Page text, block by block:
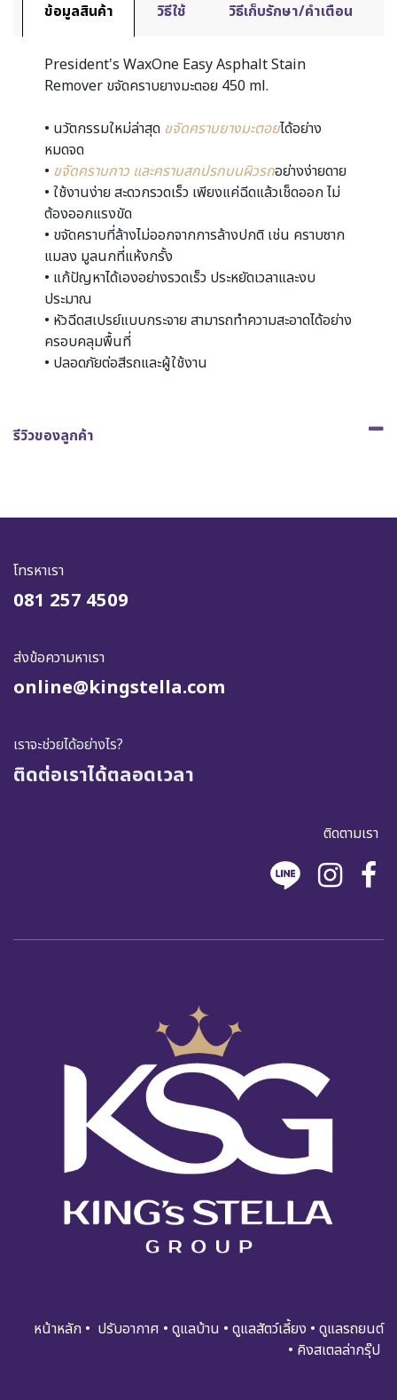
ข้อมูลสินค้า วิธีใช้ วิธีเก็บรักษา/คำเตือน
President's WaxOne Easy Asphalt Stain
Remover ขจัดคราบยางมะตอย 450 ml.
• นวัตกรรมใหม่ล่าสุด ขจัดคราบยางมะตอยได้อย่าง
หมดจด
• ขจัดคราบกาว และคราบสกปรกบนผิวรถอย่างง่ายดาย
• ใช้งานง่าย สะดวกรวดเร็ว เพียงแค่ฉีดแล้วเช็ดออก ไม่
ต้องออกแรงขัด
• ขจัดคราบที่ล้างไม่ออกจากการล้างปกติ เช่น คราบซาก
แมลง มูลนกที่แห้งกรั้ง
• แก้ปัญหาได้เองอย่างรวดเร็ว ประหยัดเวลาและงบ
ประมาณ
• หัวฉีดสเปรย์แบบกระจาย สามารถทำความสะอาดได้อย่าง
ครอบคลุมพื้นที่
• ปลอดภัยต่อสีรถและผู้ใช้งาน
รีวิวของลูกค้า
โทรหาเรา
081 257 4509
ส่งข้อความหาเรา
online@kingstella.com
เราจะช่วยได้อย่างไร?
ติดต่อเราได้ตลอดเวลา
ติดตามเรา
หน้าหลัก • ปรับอ​​​​​า​กาศ • ดูแ​​​ล​บ้า​น • ดูแล​สัตว์เลี้ยง • ดูแล​รถย​นต์
• คิงสเตลล่ากรุ๊ป